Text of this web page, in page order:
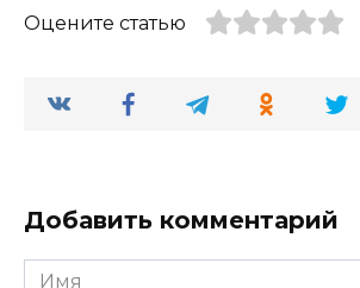
Оцените статью
Добавить комментарий
Имя